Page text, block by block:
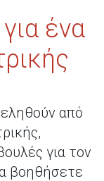
ένα
από
για τον
βοηθήσετε